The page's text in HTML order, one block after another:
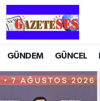
GÜNDEM GÜNCEL